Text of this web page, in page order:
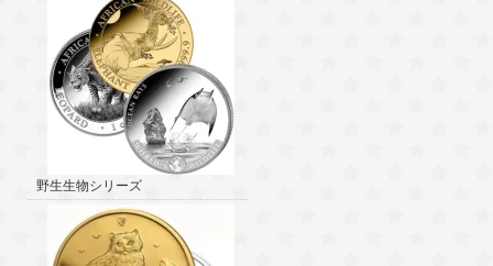
野生生物シリーズ